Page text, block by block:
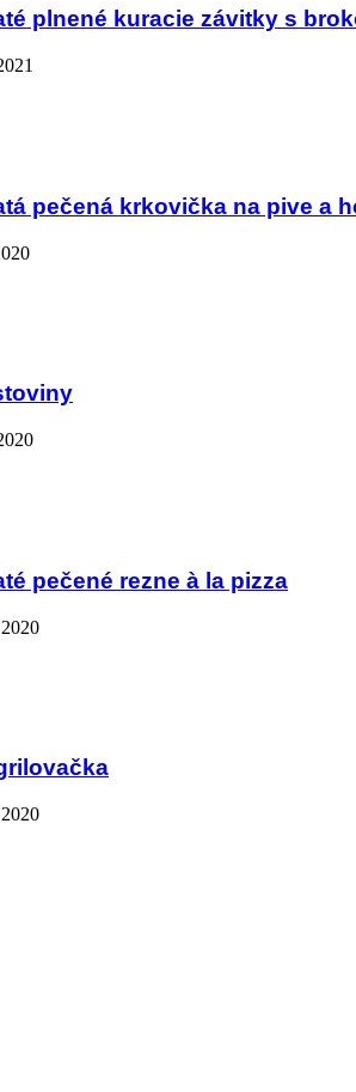
plnené kuracie závitky s
pečená krkovička na pive a
pečené rezne à la pizza